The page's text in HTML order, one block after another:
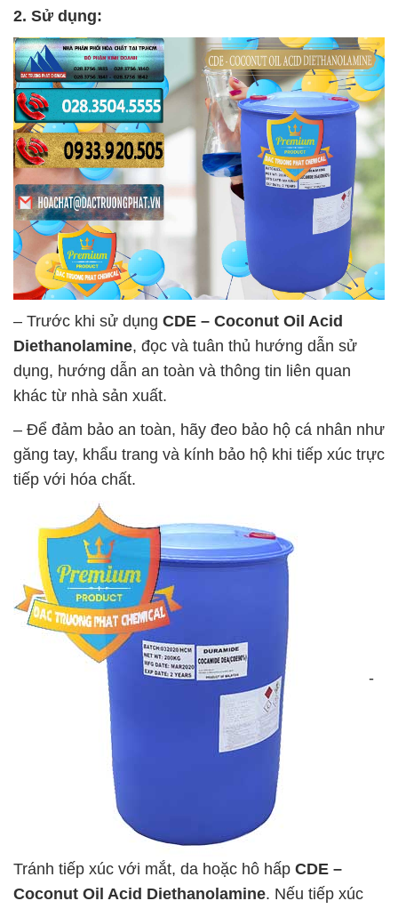
2. Sử dụng:
– Trước khi sử dụng CDE – Coconut Oil Acid
Diethanolamine, đọc và tuân thủ hướng dẫn sử
dụng, hướng dẫn an toàn và thông tin liên quan
khác từ nhà sản xuất.
– Để đảm bảo an toàn, hãy đeo bảo hộ cá nhân như
găng tay, khẩu trang và kính bảo hộ khi tiếp xúc trực
tiếp với hóa chất.
-
Tránh tiếp xúc với mắt, da hoặc hô hấp CDE –
Coconut Oil Acid Diethanolamine. Nếu tiếp xúc